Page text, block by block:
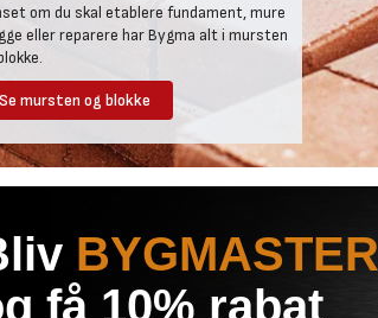
om du skal etablere fundament, mure
eller reparere har Bygma alt i mursten
Se mursten og blokke
BYGMASTER
få 10% rabat